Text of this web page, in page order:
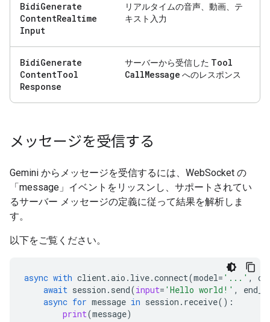
BidiGenerate
ContentRealtime
Input
リアルタイムの音声、動画、テ
キスト入力
BidiGenerate
ContentTool
Response
サーバーから受信した Tool
CallMessage へのレスポンス
メッセージを受信する
Gemini からメッセージを受信するには、WebSocket の
「message」イベントをリッスンし、サポートされてい
るサーバー メッセージの定義に従って結果を解析しま
す。
以下をご覧ください。
async with client.aio . live.connect(model= '...' ,
await session . send(input= 'Hello world!' ,
async for message in session . receive():
print(message)